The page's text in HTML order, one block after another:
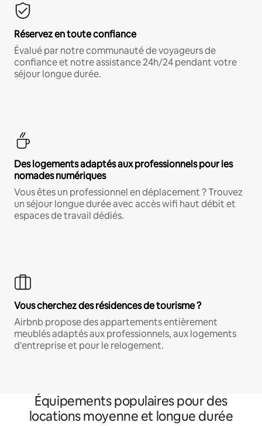
Réservez en toute confiance
Évalué par notre communauté de voyageurs de
confiance et notre assistance 24h/24 pendant votre
séjour longue durée.
Des logements adaptés aux professionnels pour les
nomades numériques
Vous êtes un professionnel en déplacement ? Trouvez
un séjour longue durée avec accès wifi haut débit et
espaces de travail dédiés.
Vous cherchez des résidences de tourisme ?
Airbnb propose des appartements entièrement
meublés adaptés aux professionnels, aux logements
d'entreprise et pour le relogement.
Équipements populaires pour des
locations moyenne et longue durée